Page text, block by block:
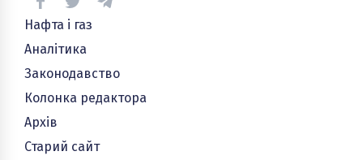
Нафта і газ
Аналітика
Законодавство
Колонка редактора
Архів
Старий сайт